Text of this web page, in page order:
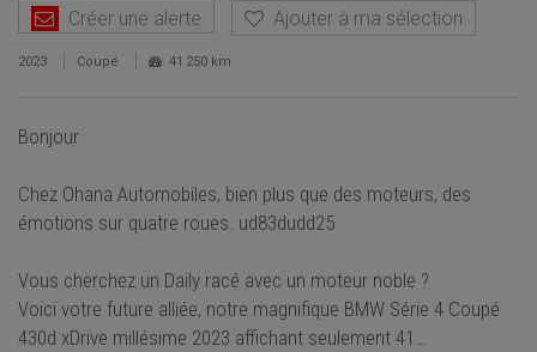
Créer une alerte Ajouter à ma sélection
2023 Coupé 41 250 km
Bonjour
Chez Ohana Automobiles, bien plus que des moteurs, des
émotions sur quatre roues. ud83dudd25
Vous cherchez un Daily racé avec un moteur noble ?
Voici votre future alliée, notre magnifique BMW Série 4 Coupé
430d xDrive millésime 2023 affichant seulement 41 …